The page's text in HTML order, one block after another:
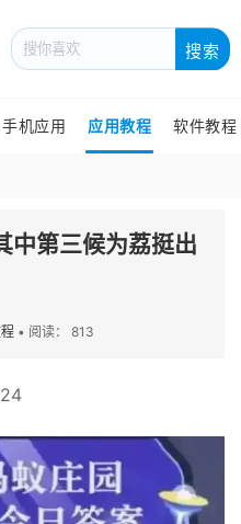
搜索
手机应用 应用教程 软件教程
中第三候为荔挺出
• 阅读： 813